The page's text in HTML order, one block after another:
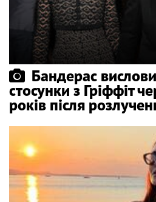
Бандерас
стосунки з Гріффіт
років після